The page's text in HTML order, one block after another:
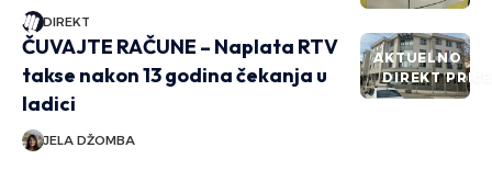
DIREKT
AKTUELNO
DIREKT PRIČE
ČUVAJTE RAČUNE – Naplata RTV
takse nakon 13 godina čekanja u
ladici
JELA DŽOMBA